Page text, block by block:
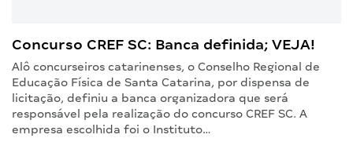
Concurso CREF SC: Banca definida; VEJA!
Alô concurseiros catarinenses, o Conselho Regional de
Educação Física de Santa Catarina, por dispensa de
licitação, definiu a banca organizadora que será
responsável pela realização do concurso CREF SC. A
empresa escolhida foi o Instituto…